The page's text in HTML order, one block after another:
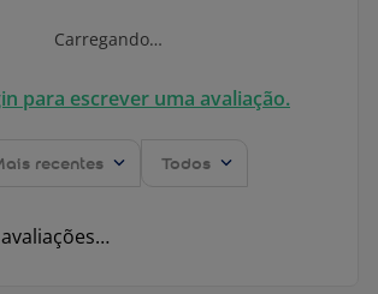
Carregando…
para escrever uma avaliação.
recentes Todos